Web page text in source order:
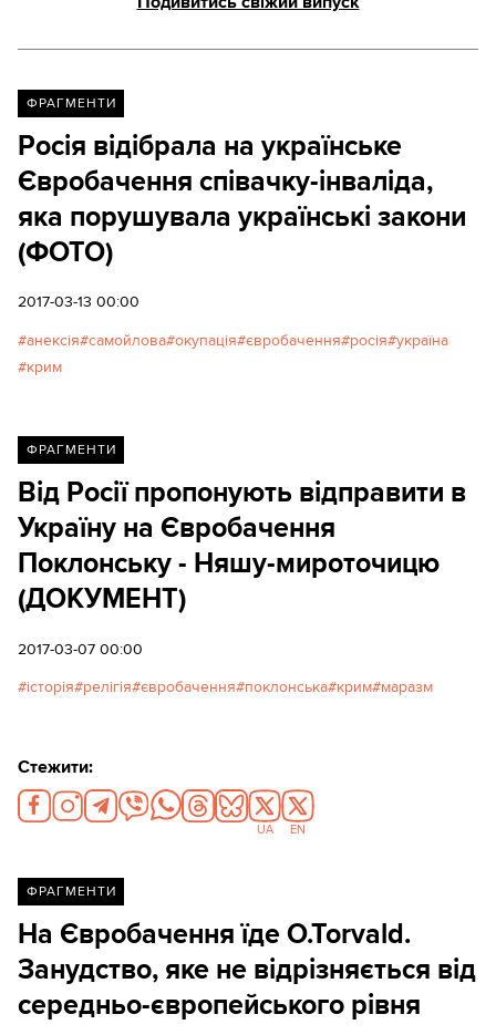
ФРАГМЕНТИ
Росія відібрала на українське
Євробачення співачку-інваліда,
яка порушувала українські закони
(ФОТО)
2017-03-13 00:00
анексія самойлова окупація євробачення росія україна
крим
ФРАГМЕНТИ
Від Росії пропонують відправити в
Україну на Євробачення
Поклонську - Няшу-мироточицю
(ДОКУМЕНТ)
2017-03-07 00:00
історія релігія євробачення поклонська крим маразм
Стежити:
UA EN
ФРАГМЕНТИ
На Євробачення їде O.Torvald.
Занудство, яке не відрізняється від
середньо-європейського рівня